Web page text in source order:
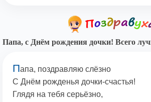
Папа, с Днём рождения дочки! Всего
Папа, поздравляю слёзно
С Днём рожденья дочки-счастья!
Глядя на тебя серьёзно,